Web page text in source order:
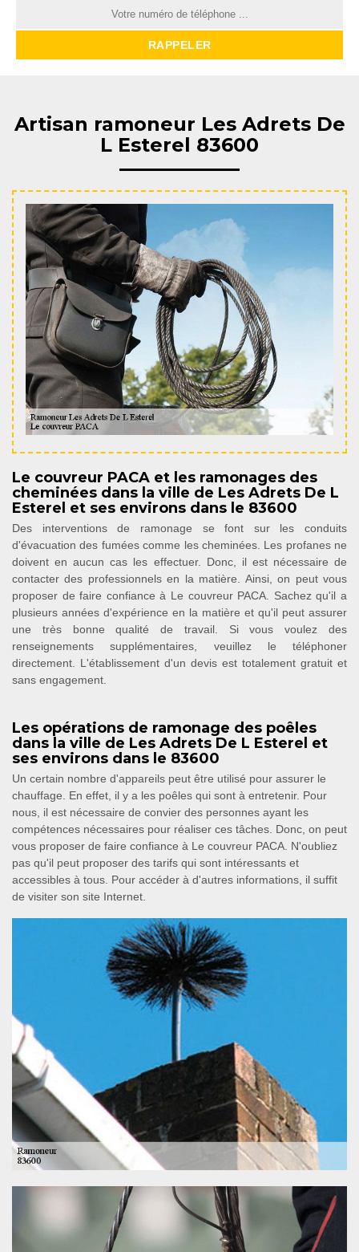
Artisan ramoneur Les Adrets De
L Esterel 83600
Le couvreur PACA et les ramonages des
cheminées dans la ville de Les Adrets De L
Esterel et ses environs dans le 83600
Des interventions de ramonage se font sur les conduits
d'évacuation des fumées comme les cheminées. Les profanes ne
doivent en aucun cas les effectuer. Donc, il est nécessaire de
contacter des professionnels en la matière. Ainsi, on peut vous
proposer de faire confiance à Le couvreur PACA. Sachez qu'il a
plusieurs années d'expérience en la matière et qu'il peut assurer
une très bonne qualité de travail. Si vous voulez des
renseignements supplémentaires, veuillez le téléphoner
directement. L'établissement d'un devis est totalement gratuit et
sans engagement.
Les opérations de ramonage des poêles
dans la ville de Les Adrets De L Esterel et
ses environs dans le 83600
Un certain nombre d'appareils peut être utilisé pour assurer le
chauffage. En effet, il y a les poêles qui sont à entretenir. Pour
nous, il est nécessaire de convier des personnes ayant les
compétences nécessaires pour réaliser ces tâches. Donc, on peut
vous proposer de faire confiance à Le couvreur PACA. N'oubliez
pas qu'il peut proposer des tarifs qui sont intéressants et
accessibles à tous. Pour accéder à d'autres informations, il suffit
de visiter son site Internet.